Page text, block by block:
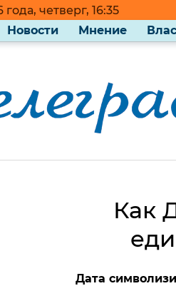
года, четверг, 16:35
Новости Мнение
Как
Дата